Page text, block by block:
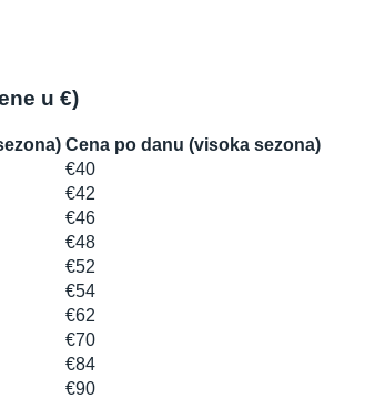
u €)
Cena po danu (visoka sezona)
€40
€42
€46
€48
€52
€54
€62
€70
€84
€90